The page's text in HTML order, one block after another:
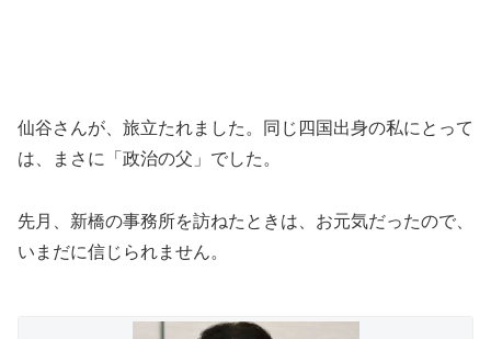
仙谷さんが、旅立たれました。同じ四国出身の私にとって
は、まさに「政治の父」でした。
先月、新橋の事務所を訪ねたときは、お元気だったので、
いまだに信じられません。